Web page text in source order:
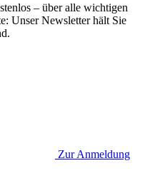
– über alle wichtigen
Unser Newsletter hält Sie
Zur Anmeldung